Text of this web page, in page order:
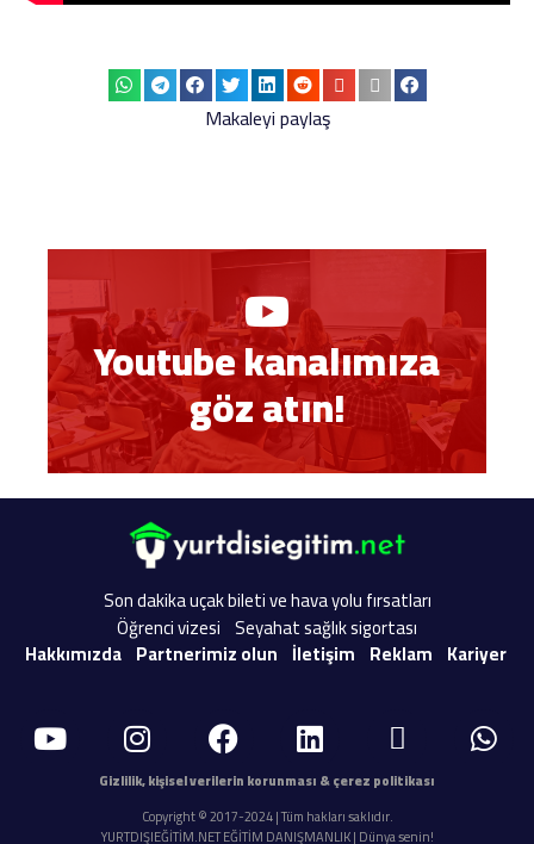
Makaleyi paylaş
Youtube kanalımıza
göz atın!
Son dakika uçak bileti ve hava yolu fırsatları
Öğrenci vizesi Seyahat sağlık sigortası
Hakkımızda Partnerimiz olun İletişim Reklam Kariyer
Gizlilik, kişisel verilerin korunması & çerez politikası
Copyright © 2017-2024 | Tüm hakları saklıdır.
YURTDIŞIEĞİTİM.NET EĞİTİM DANIŞMANLIK | Dünya senin!